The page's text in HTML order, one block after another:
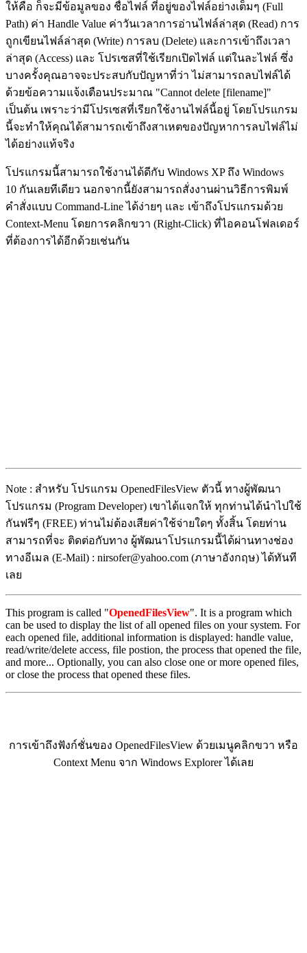
ให้คือ ก็จะมีข้อมูลของ ชื่อไฟล์ ที่อยู่ของไฟล์อย่างเต็มๆ (Full
Path) ค่า Handle Value ค่าวันเวลาการอ่านไฟล์ล่าสุด (Read) การ
ถูกเขียนไฟล์ล่าสุด (Write) การลบ (Delete) และการเข้าถึงเวลา
ล่าสุด (Access) และ โปรเซสที่ใช้เรียกเปิดไฟล์ แต่ในละไฟล์ ซึ่ง
บางครั้งคุณอาจจะประสบกับปัญหาที่ว่า ไม่สามารถลบไฟล์ได้
ด้วยข้อความแจ้งเตือนประมาณ "Cannot delete [filename]"
เป็นต้น เพราะว่ามีโปรเซสที่เรียกใช้งานไฟล์นี้อยู่ โดยโปรแกรม
นี้จะทำให้คุณได้สามารถเข้าถึงสาเหตของปัญหาการลบไฟล์ไม่
ได้อย่างแท้จริง
โปรแกรมนี้สามารถใช้งานได้ดีกับ Windows XP ถึง Windows
10 กันเลยทีเดียว นอกจากนี้ยังสามารถสั่งงานผ่านวิธีการพิมพ์
คำสั่งแบบ Command-Line ได้ง่ายๆ และ เข้าถึงโปรแกรมด้วย
Context-Menu โดยการคลิกขวา (Right-Click) ที่ไอคอนโฟลเดอร์
ที่ต้องการได้อีกด้วยเช่นกัน
Note : สำหรับ โปรแกรม OpenedFilesView ตัวนี้ ทางผู้พัฒนา
โปรแกรม (Program Developer) เขาได้แจกให้ ทุกท่านได้นำไปใช้
กันฟรีๆ (FREE) ท่านไม่ต้องเสียค่าใช้จ่ายใดๆ ทั้งสิ้น โดยท่าน
สามารถที่จะ ติดต่อกับทาง ผู้พัฒนาโปรแกรมนี้ได้ผ่านทางช่อง
ทางอีเมล (E-Mail) : nirsofer@yahoo.com (ภาษาอังกฤษ) ได้ทันที
เลย
This program is called "OpenedFilesView". It is a program which
can be used to display the list of all opened files on your system. For
each opened file, additional information is displayed: handle value,
read/write/delete access, file postion, the process that opened the file,
and more... Optionally, you can also close one or more opened files,
or close the process that opened these files.
การเข้าถึงฟังก์ชั่นของ OpenedFilesView ด้วยเมนูคลิกขวา หรือ
Context Menu จาก Windows Explorer ได้เลย